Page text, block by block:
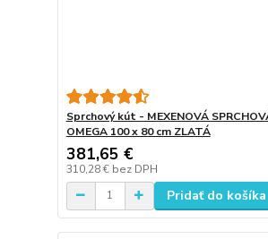
Sprchový kút - MEXENOVÁ
OMEGA 100 x 80 cm ZLATÁ
381,65 €
310,28 € bez DPH
Pridať do košíka